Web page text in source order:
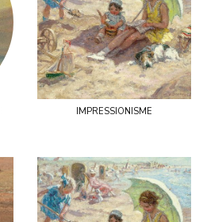
impressionisme